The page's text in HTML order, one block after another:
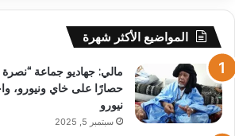
المواضيع الأكثر شهرة
مالي: جهاديو جماعة
حصارًا على خاي ونيورو،
نيورو
سبتمبر 5, 2025